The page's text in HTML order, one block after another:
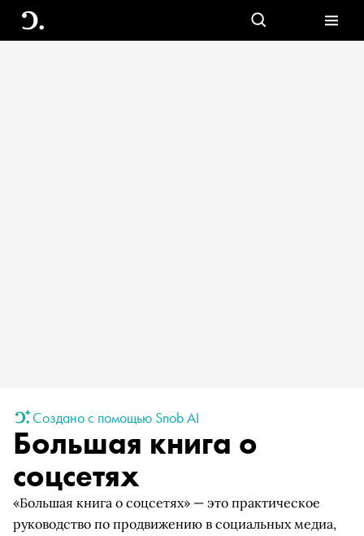
Создано с помощью Snob AI
Большая книга о
соцсетях
«Большая книга о соцсетях» — это практическое
руководство по продвижению в социальных медиа,